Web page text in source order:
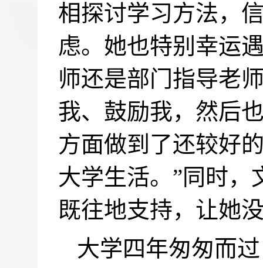
相探讨学习方法，
虑。她也特别幸运
师还是部门指导老
我、鼓励我，然后
方面做到了还较好
大学生活。”同时
既往地支持，让她
大学四年匆匆而